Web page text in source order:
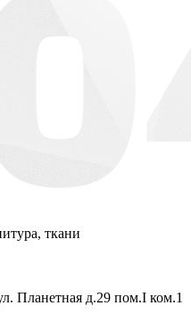
ткани
Планетная д.29 пом.I ком.1